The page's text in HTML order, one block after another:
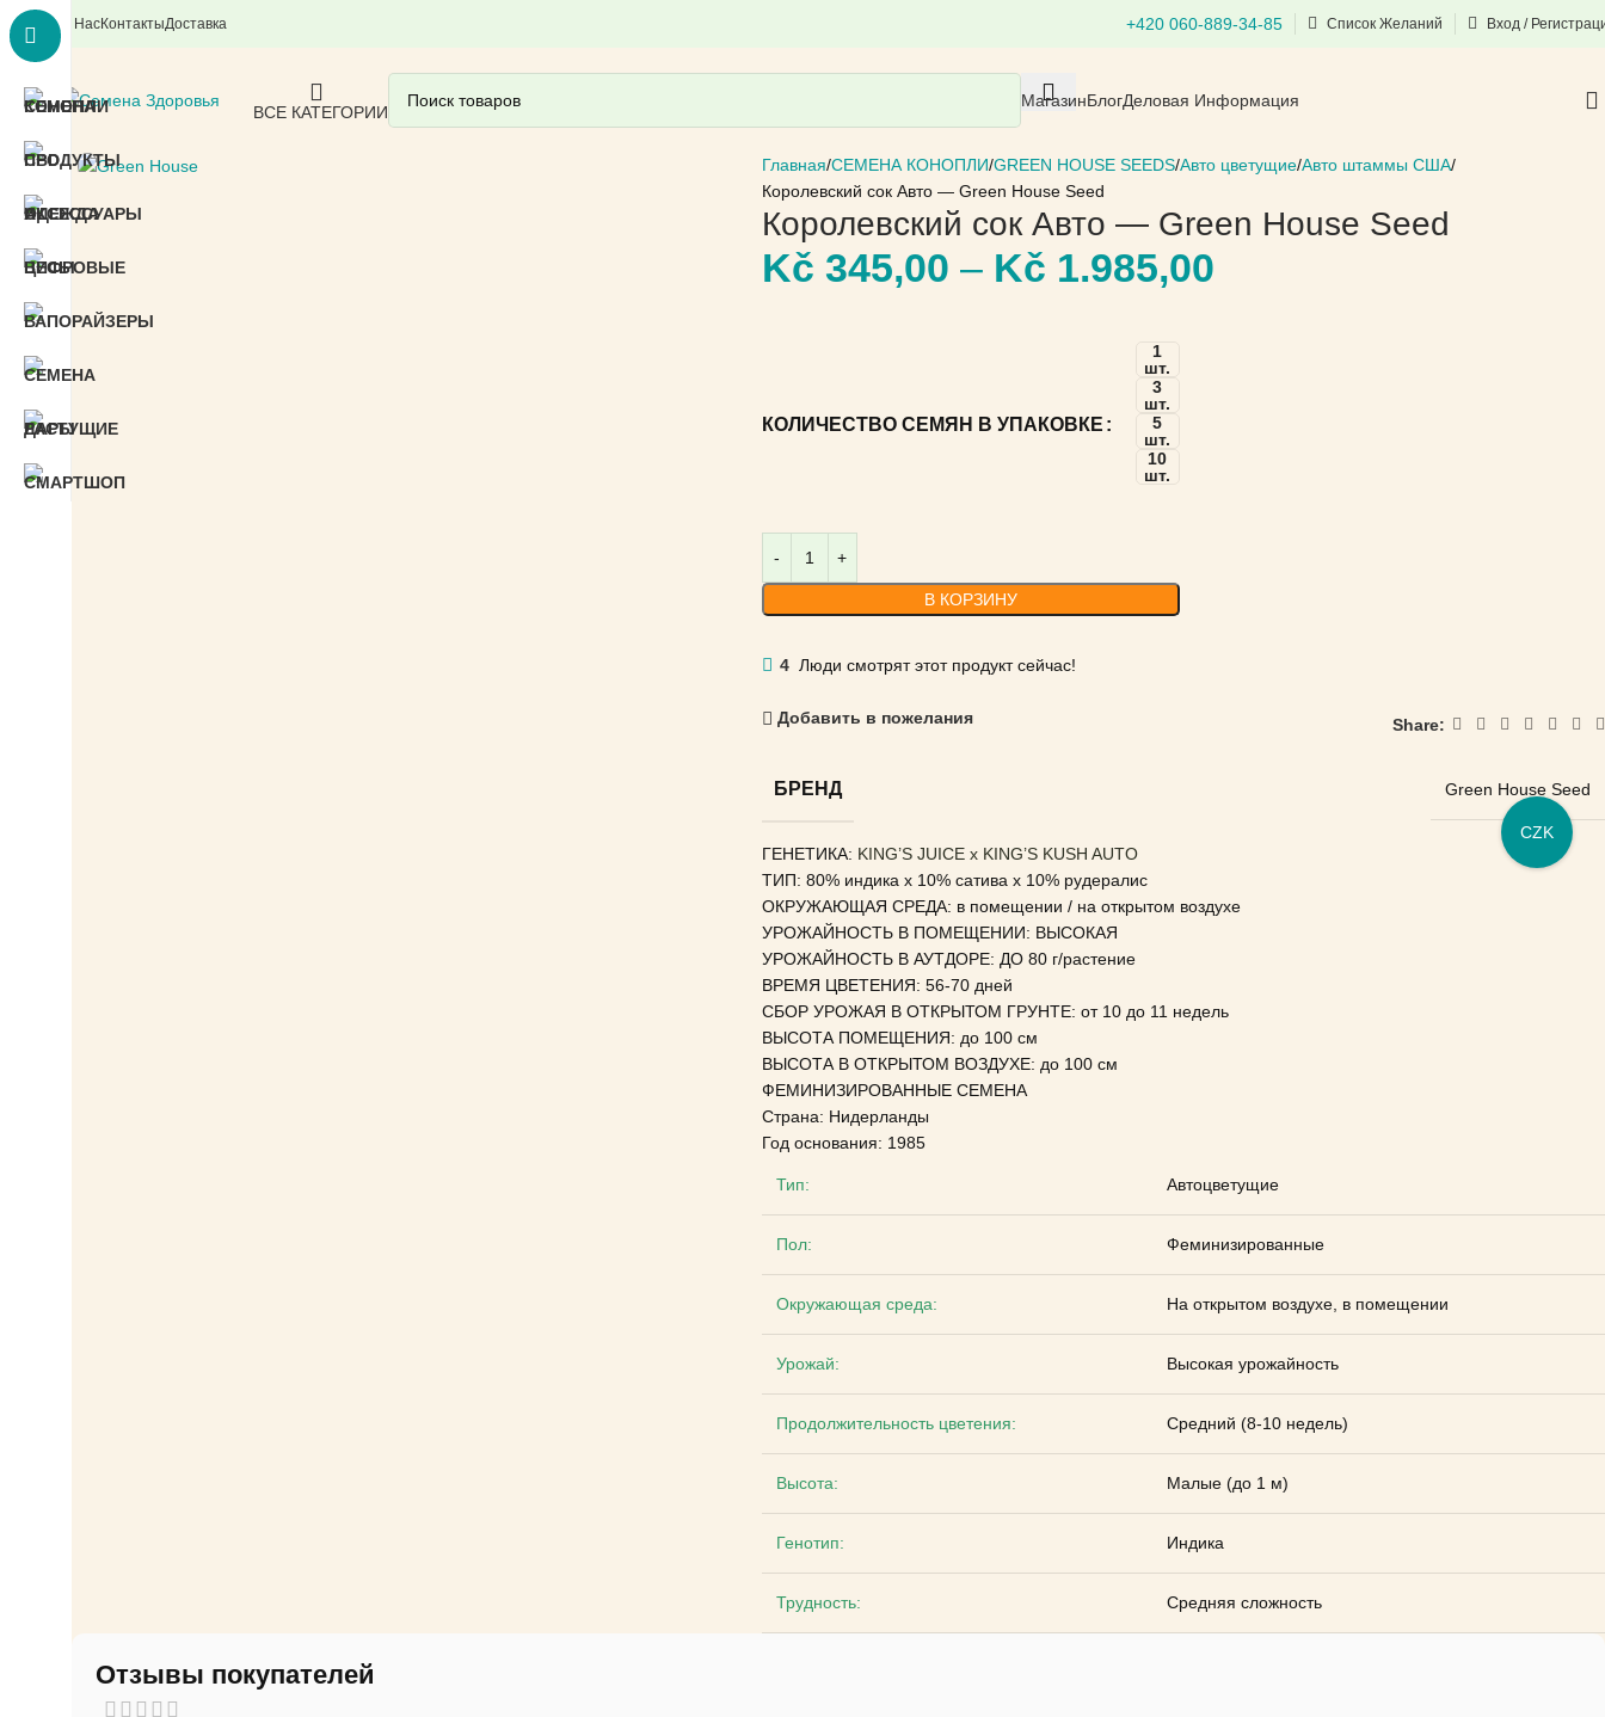
О НасКонтактыДоставка +420 060-889-34-85 Список Желаний Вход /
ВСЕ КАТЕГОРИИ
МагазинБлогДеловая Информация
Главная СЕМЕНА КОНОПЛИ GREEN HOUSE SEEDS Авто цветущие Авто штаммы США
Королевский сок Авто — Green House Seed
Королевский сок Авто — Green House Seed
Kč 345,00 – Kč 1.985,00
КОЛИЧЕСТВО СЕМЯН В УПАКОВКЕ
1
шт.
3
шт.
5
шт.
10
шт.
В КОРЗИНУ
4 Люди смотрят этот продукт сейчас!
Добавить в пожелания Share:
БРЕНД Green House Seed
ГЕНЕТИКА: KING’S JUICE x KING’S KUSH AUTO
ТИП: 80% индика x 10% сатива x 10% рудералис
ОКРУЖАЮЩАЯ СРЕДА: в помещении / на открытом воздухе
УРОЖАЙНОСТЬ В ПОМЕЩЕНИИ: ВЫСОКАЯ
УРОЖАЙНОСТЬ В АУТДОРЕ: ДО 80 г/растение
ВРЕМЯ ЦВЕТЕНИЯ: 56-70 дней
СБОР УРОЖАЯ В ОТКРЫТОМ ГРУНТЕ: от 10 до 11 недель
ВЫСОТА ПОМЕЩЕНИЯ: до 100 см
ВЫСОТА В ОТКРЫТОМ ВОЗДУХЕ: до 100 см
ФЕМИНИЗИРОВАННЫЕ СЕМЕНА
Страна: Нидерланды
Год основания: 1985
Тип: Автоцветущие
Пол: Феминизированные
Окружающая среда: На открытом воздухе, в помещении
Урожай: Высокая урожайность
Продолжительность цветения: Средний (8-10 недель)
Высота: Малые (до 1 м)
Генотип: Индика
Трудность: Средняя сложность
Отзывы покупателей
CZK